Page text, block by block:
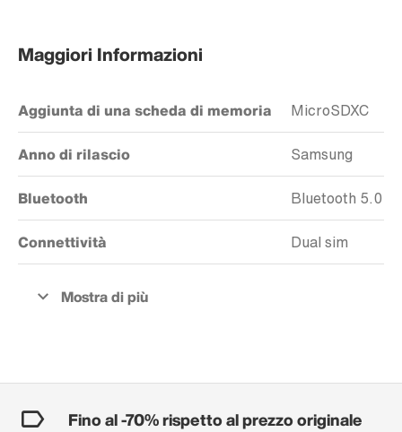
Maggiori Informazioni
Aggiunta di una scheda di memoria MicroSDXC
Anno di rilascio Samsung
Bluetooth Bluetooth 5.0
Connettività Dual sim
Fino al -70% rispetto al prezzo originale